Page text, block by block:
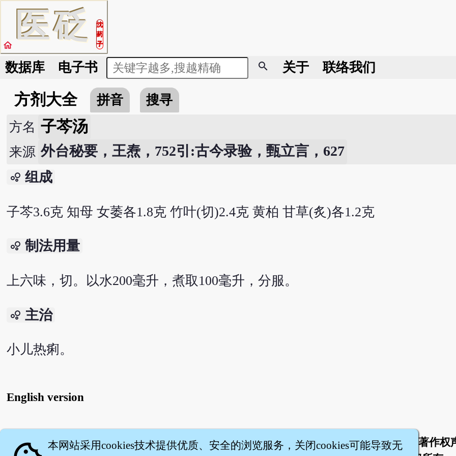
医砭
沈
药
子
home
数据库 电子书 search 关于 联络我们
方剂大全 拼音
搜寻
方名 子芩汤
来源 外台秘要，王焘，752引:古今录验，甄立言，627
bubble_chart 组成
子芩3.6克 知母 女萎各1.8克 竹叶(切)2.4克 黄柏 甘草(炙)各1.2克
bubble_chart 制法用量
上六味，切。以水200毫升，煮取100毫升，分服。
bubble_chart 主治
小儿热痢。
English version
关于 | 联络我们 服务条款 隐私权条款
著作权
本网站采用cookies技术提供优质、安全的浏览服务，关闭cookies可能导致无